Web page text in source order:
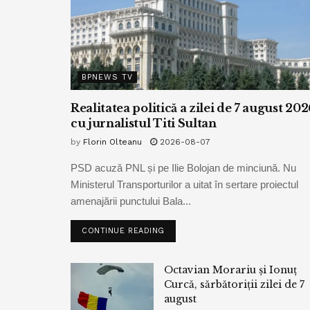
BPNEWS TV
Realitatea politică a zilei de 7 august
cu jurnalistul Titi Sultan
by Florin Olteanu 2026-08-07
PSD acuză PNL și pe Ilie Bolojan de minciună. Nu
Ministerul Transporturilor a uitat în sertare proiectul
amenajării punctului Bala...
CONTINUE READING
Octavian Morariu și Ionuț
Curcă, sărbătoriții zilei de 7
august